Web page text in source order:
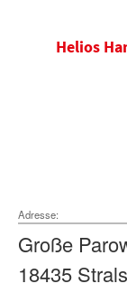
Helios
Adresse:
Große
18435